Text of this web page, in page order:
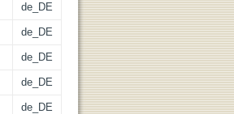
de_DE
de_DE
de_DE
de_DE
de_DE